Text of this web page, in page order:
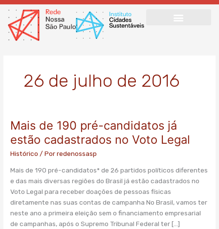
Ir
para
conteúdo
26 de julho de 2016
Mais de 190 pré-candidatos já
estão cadastrados no Voto Legal
Histórico / Porredenossasp
Mais de 190 pré-candidatos* de 26 partidos políticos diferentes
e das mais diversas regiões do Brasil já estão cadastrados no
Voto Legal para receber doações de pessoas físicas
diretamente nas suas contas de campanha No Brasil, vamos ter
neste ano a primeira eleição sem o financiamento empresarial
de campanhas, após o Supremo Tribunal Federal ter […]
Mais
190
pré-